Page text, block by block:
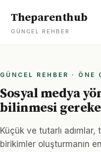
Theparenthub
GÜNCEL REHBER
GÜNCEL REHBER · ÖNE
Sosyal medya
bilinmesi
Küçük ve tutarlı
birikimler oluşturmanın